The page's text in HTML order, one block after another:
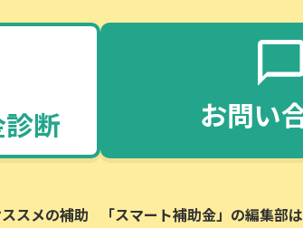
断
スメの補助
お問い
「スマート補助金」の編集部